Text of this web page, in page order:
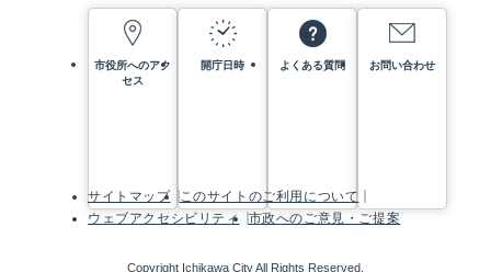
市役所へのアク
セス
開庁日時 よくある質問 お問い合わせ
サイトマップ
このサイトのご利用について
ウェブアクセシビリティ
市政へのご意見・ご提案
Copyright Ichikawa City All Rights Reserved.